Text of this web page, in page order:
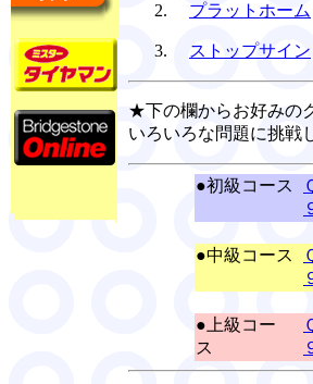
プラットホーム
ストップサイン
★下の欄からお好みの
いろいろな問題に挑戦
●初級コース
●中級コース
●上級コー
ス